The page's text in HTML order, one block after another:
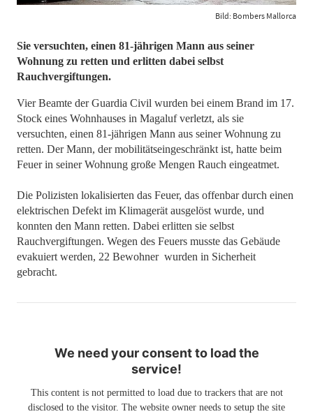
Bild: Bombers Mallorca
Sie versuchten, einen 81-jährigen Mann aus seiner
Wohnung zu retten und erlitten dabei selbst
Rauchvergiftungen.
Vier Beamte der Guardia Civil wurden bei einem Brand im 17.
Stock eines Wohnhauses in Magaluf verletzt, als sie
versuchten, einen 81-jährigen Mann aus seiner Wohnung zu
retten. Der Mann, der mobilitätseingeschränkt ist, hatte beim
Feuer in seiner Wohnung große Mengen Rauch eingeatmet.
Die Polizisten lokalisierten das Feuer, das offenbar durch einen
elektrischen Defekt im Klimagerät ausgelöst wurde, und
konnten den Mann retten. Dabei erlitten sie selbst
Rauchvergiftungen. Wegen des Feuers musste das Gebäude
evakuiert werden, 22 Bewohner wurden in Sicherheit
gebracht.
We need your consent to load the
service!
This content is not permitted to load due to trackers that are not
disclosed to the visitor. The website owner needs to setup the site